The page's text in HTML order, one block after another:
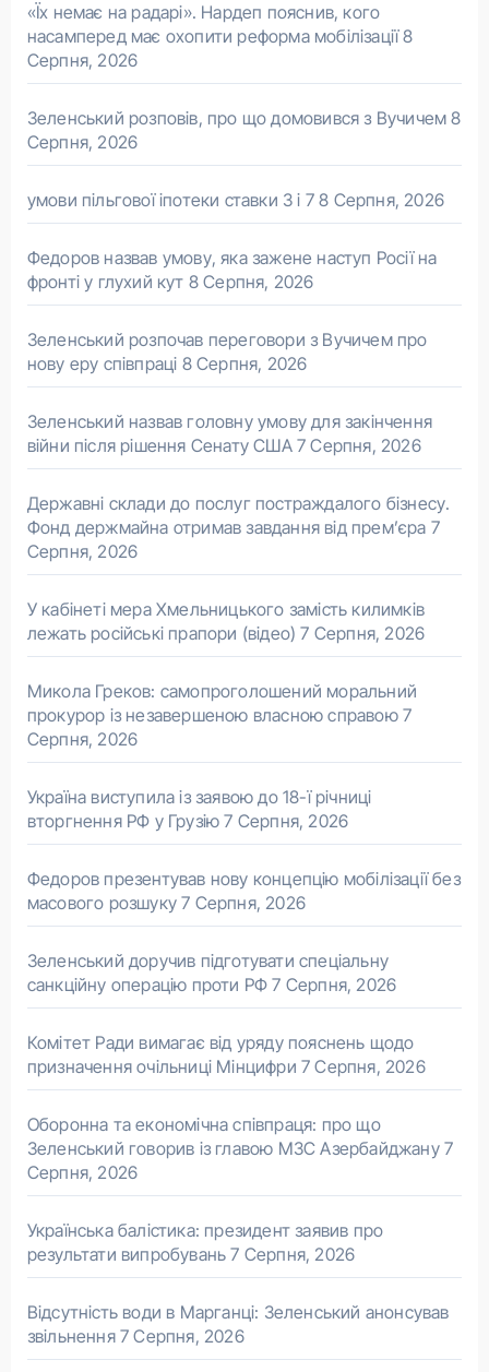
«Їх немає на радарі». Нардеп пояснив, кого
насамперед має охопити реформа мобілізації 8
Серпня, 2026
Зеленський розповів, про що домовився з Вучичем 8
Серпня, 2026
умови пільгової іпотеки ставки 3 і 7 8 Серпня, 2026
Федоров назвав умову, яка зажене наступ Росії на
фронті у глухий кут 8 Серпня, 2026
Зеленський розпочав переговори з Вучичем про
нову еру співпраці 8 Серпня, 2026
Зеленський назвав головну умову для закінчення
війни після рішення Сенату США 7 Серпня, 2026
Державні склади до послуг постраждалого бізнесу.
Фонд держмайна отримав завдання від прем’єра 7
Серпня, 2026
У кабінеті мера Хмельницького замість килимків
лежать російські прапори (відео) 7 Серпня, 2026
Микола Греков: самопроголошений моральний
прокурор із незавершеною власною справою 7
Серпня, 2026
Україна виступила із заявою до 18-ї річниці
вторгнення РФ у Грузію 7 Серпня, 2026
Федоров презентував нову концепцію мобілізації без
масового розшуку 7 Серпня, 2026
Зеленський доручив підготувати спеціальну
санкційну операцію проти РФ 7 Серпня, 2026
Комітет Ради вимагає від уряду пояснень щодо
призначення очільниці Мінцифри 7 Серпня, 2026
Оборонна та економічна співпраця: про що
Зеленський говорив із главою МЗС Азербайджану 7
Серпня, 2026
Українська балістика: президент заявив про
результати випробувань 7 Серпня, 2026
Відсутність води в Марганці: Зеленський анонсував
звільнення 7 Серпня, 2026